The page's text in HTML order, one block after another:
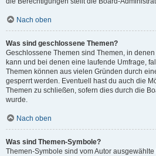
Nach oben
Was sind geschlossene Themen?
Geschlossene Themen sind Themen, in
kann und bei denen eine laufende Umfrage,
Themen können aus vielen Gründen durch
gesperrt werden. Eventuell hast du auch die
Themen zu schließen, sofern dies durch die
wurde.
Nach oben
Was sind Themen-Symbole?
Themen-Symbole sind vom Autor